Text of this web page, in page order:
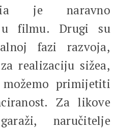
je naravno
filmu. Drugi su
fazi razvoja,
realizaciju sižea,
primijetiti
Za likove
naručitelje